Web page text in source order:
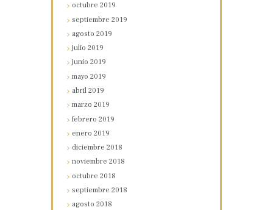
octubre2019
septiembre2019
agosto2019
julio2019
junio2019
mayo2019
abril2019
marzo2019
febrero2019
enero2019
diciembre2018
noviembre2018
octubre2018
septiembre2018
agosto2018